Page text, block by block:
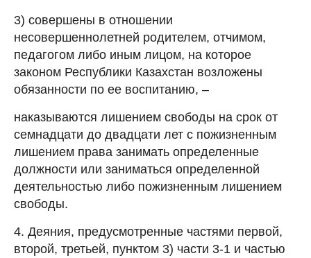
3) совершены в отношении
несовершеннолетней родителем, отчимом,
педагогом либо иным лицом, на которое
законом Республики Казахстан возложены
обязанности по ее воспитанию, –
наказываются лишением свободы на срок от
семнадцати до двадцати лет с пожизненным
лишением права занимать определенные
должности или заниматься определенной
деятельностью либо пожизненным лишением
свободы.
4. Деяния, предусмотренные частями первой,
второй, третьей, пунктом 3) части 3-1 и частью